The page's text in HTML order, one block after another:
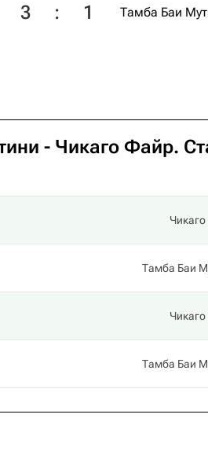
3 : 1 Тамба Баи
- Чикаго Файр.
Тамба Баи
Тамба Баи